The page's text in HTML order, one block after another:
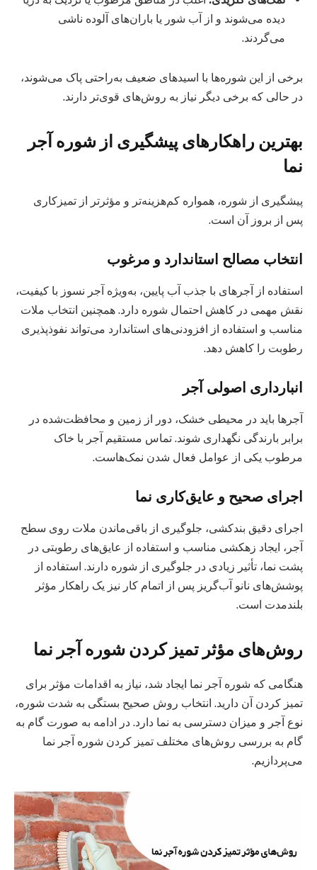
دیده می‌شوند و از آب شور یا باران‌های آلوده ناشی
می‌گردند.
برخی از این شوره‌ها با اسیدهای ضعیف به‌راحتی پاک می‌شوند،
در حالی که برخی دیگر نیاز به روش‌های قوی‌تر دارند.
بهترین راهکارهای پیشگیری از شوره آجر
نما
پیشگیری از شوره، همواره کم‌هزینه‌تر و مؤثرتر از تمیزکاری
پس از بروز آن است.
انتخاب مصالح استاندارد و مرغوب
استفاده از آجرهای با جذب آب پایین، به‌ویژه آجر نسوز با کیفیت،
نقش مهمی در کاهش احتمال شوره دارد. همچنین انتخاب ملات
مناسب و استفاده از افزودنی‌های استاندارد می‌تواند نفوذپذیری
رطوبت را کاهش دهد.
انبارداری اصولی آجر
آجرها باید در محیطی خشک، دور از زمین و محافظت‌شده در
برابر بارندگی نگهداری شوند. تماس مستقیم آجر با خاک
مرطوب یکی از عوامل فعال شدن نمک‌هاست.
اجرای صحیح و عایق‌کاری نما
اجرای دقیق بندکشی، جلوگیری از باقی‌ماندن ملات روی سطح
آجر، ایجاد زهکشی مناسب و استفاده از عایق‌های رطوبتی در
پشت نما، تأثیر زیادی در جلوگیری از شوره دارند. استفاده از
پوشش‌های نانو آب‌گریز پس از اتمام کار نیز یک راهکار مؤثر
بلندمدت است.
روش‌های مؤثر تمیز کردن شوره آجر نما
هنگامی که شوره آجر نما ایجاد شد، نیاز به اقدامات مؤثر برای
تمیز کردن آن دارید. انتخاب روش صحیح بستگی به شدت شوره،
نوع آجر و میزان دسترسی به نما دارد. در ادامه به صورت گام به
گام به بررسی روش‌های مختلف تمیز کردن شوره آجر نما
می‌پردازیم.